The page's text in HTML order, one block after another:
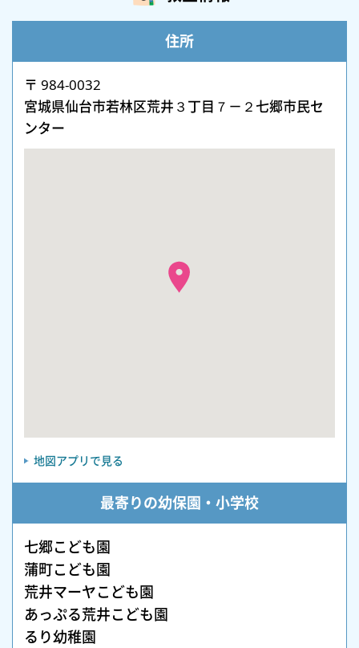
住所
〒 984-0032
宮城県仙台市若林区荒井３丁目７－２七郷市民セ
ンター
地図アプリで見る
最寄りの幼保園・小学校
七郷こども園
蒲町こども園
荒井マーヤこども園
あっぷる荒井こども園
るり幼稚園